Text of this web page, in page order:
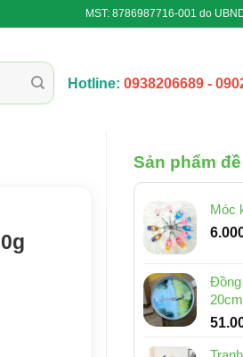
MST: 8786987716-001 do
Hotline: 0938206689 -
Sản phẩm
Móc
Đồng